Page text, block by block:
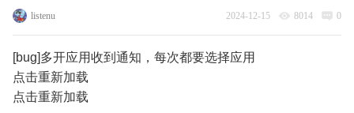
listenu 2024-12-15 8014 0
[bug]多开应用收到通知，每次都要选择应用
点击重新加载
点击重新加载